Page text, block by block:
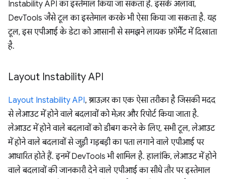
Instability API का इस्तेमाल किया जा सकता है. इसके अलावा,
DevTools जैसे टूल का इस्तेमाल करके भी ऐसा किया जा सकता है. यह
टूल, इस एपीआई के डेटा को आसानी से समझने लायक फ़ॉर्मैट में दिखाता
है.
Layout Instability API
Layout Instability API, ब्राउज़र का एक ऐसा तरीका है जिसकी मदद
से लेआउट में होने वाले बदलावों को मेज़र और रिपोर्ट किया जाता है.
लेआउट में होने वाले बदलावों को डीबग करने के लिए, सभी टूल, लेआउट
में होने वाले बदलावों से जुड़ी गड़बड़ी का पता लगाने वाले एपीआई पर
आधारित होते हैं. इनमें DevTools भी शामिल है. हालांकि, लेआउट में होने
वाले बदलावों की जानकारी देने वाले एपीआई का सीधे तौर पर इस्तेमाल